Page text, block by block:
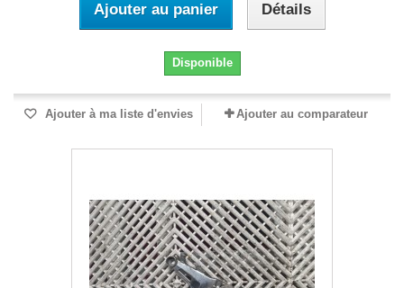
Ajouter au panier Détails
Disponible
Ajouter à ma liste d'envies Ajouter au comparateur